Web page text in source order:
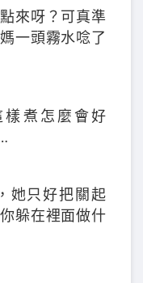
來呀？可真準
一頭霧水唸了
樣煮怎麼會好
她只好把關起
躲在裡面做什